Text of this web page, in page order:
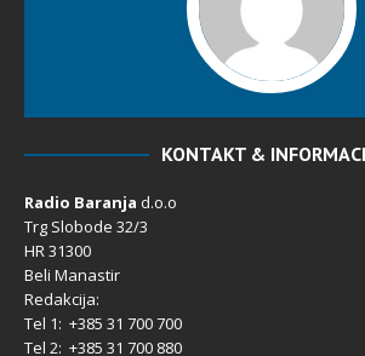
KONTAKT &
Radio Baranja d.o.o
Trg Slobode 32/3
HR 31300
Beli Manastir
Redakcija:
Tel 1: +385 31 700 700
Tel 2: +385 31 700 880